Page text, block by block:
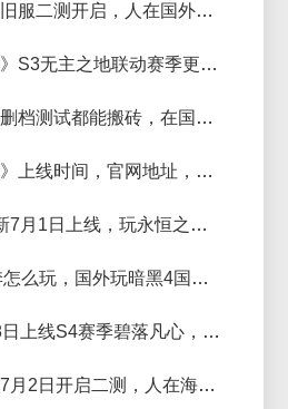
国服《冒险岛》怀旧服二测开启，人在国外玩《冒险岛》怀旧服国服用什么加速器延迟低
国服《逆战：未来》S3无主之地联动赛季更新，在海外玩《逆战：未来》加速器推荐
《上古世纪归来》删档测试都能搬砖，在国外玩《上古世纪归来》用什么加速器好
米哈游《星布谷地》上线时间，官网地址，配置要求，加速器推荐
永恒之塔2大型更新7月1日上线，玩永恒之塔2用什么加速器延迟低？
《暗黑4》s14赛季怎么玩，国外玩暗黑4国服用什么加速器好？
《诛仙世界》7月8日上线S4赛季碧落凡心，人在国外玩诛仙世界国服加速器推荐
《冒险岛》怀旧服7月2日开启二测，人在海外玩《冒险岛》怀旧服加速器推荐